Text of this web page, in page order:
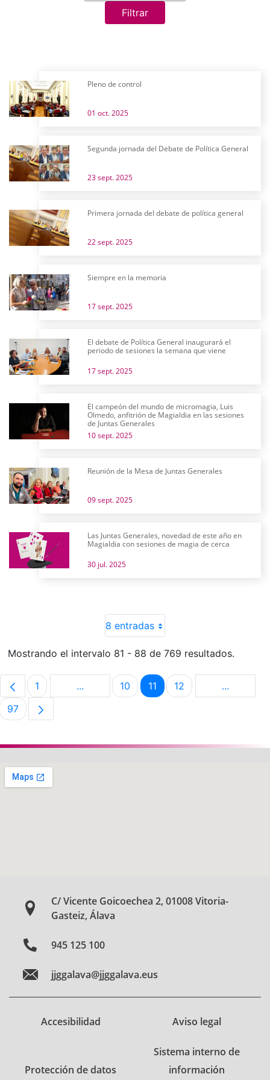
Filtrar
Pleno de control
01 oct. 2025
Segunda jornada del Debate de Política General
23 sept. 2025
Primera jornada del debate de política general
22 sept. 2025
Siempre en la memoria
17 sept. 2025
El debate de Política General inaugurará el
periodo de sesiones la semana que viene
17 sept. 2025
El campeón del mundo de micromagia, Luis
Olmedo, anfitrión de Magialdia en las sesiones
de Juntas Generales
10 sept. 2025
Reunión de la Mesa de Juntas Generales
09 sept. 2025
Las Juntas Generales, novedad de este año en
Magialdia con sesiones de magia de cerca
30 jul. 2025
8 entradas
Mostrando el intervalo 81 - 88 de 769 resultados.
Página
1 ...Páginas intermedias Use TAB para
Página
10 Página
11 Página
12 ...Páginas
Página
97
C/ Vicente Goicoechea 2, 01008 Vitoria-
Gasteiz, Álava
945 125 100
jjggalava@jjggalava.eus
Accesibilidad Aviso legal
Protección de datos
Sistema interno de
información